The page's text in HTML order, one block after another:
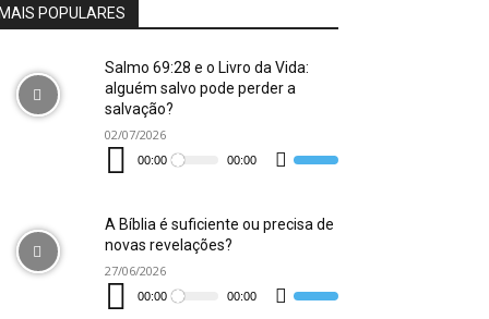
MAIS POPULARES
Salmo 69:28 e o Livro da Vida:
alguém salvo pode perder a
salvação?
02/07/2026
Tocador
áudio
00:00 00:00
Use
cima
ou
aumentar
ou
A Bíblia é suficiente ou precisa de
novas revelações?
27/06/2026
Tocador
áudio
00:00 00:00
Use